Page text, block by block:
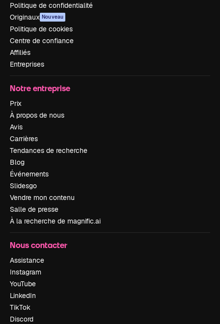
Politique de confidentialité
Originaux Nouveau
Politique de cookies
Centre de confiance
Affiliés
Entreprises
Notre entreprise
Prix
À propos de nous
Avis
Carrières
Tendances de recherche
Blog
Événements
Slidesgo
Vendre mon contenu
Salle de presse
À la recherche de magnific.ai
Nous contacter
Assistance
Instagram
YouTube
LinkedIn
TikTok
Discord